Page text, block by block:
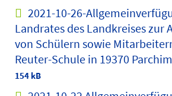
2021-10-26-
Landrates des Landkreises zur
von Schülern sowie
Reuter-Schule in 19370
154 kB